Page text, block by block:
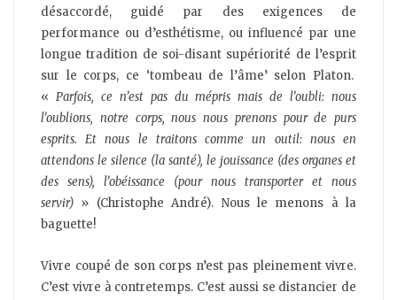
désaccordé, guidé par des exigences de
performance ou d’esthétisme, ou influencé par une
longue tradition de soi-disant supériorité de l’esprit
sur le corps, ce ‘tombeau de l’âme’ selon Platon.
« Parfois, ce n’est pas du mépris mais de l’oubli: nous
l’oublions, notre corps, nous nous prenons pour de purs
esprits. Et nous le traitons comme un outil: nous en
attendons le silence (la santé), le jouissance (des organes et
des sens), l’obéissance (pour nous transporter et nous
servir) » (Christophe André). Nous le menons à la
baguette!
Vivre coupé de son corps n’est pas pleinement vivre.
C’est vivre à contretemps. C’est aussi se distancier de